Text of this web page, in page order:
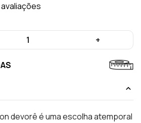
avaliações
1 +
devorê é uma escolha atemporal